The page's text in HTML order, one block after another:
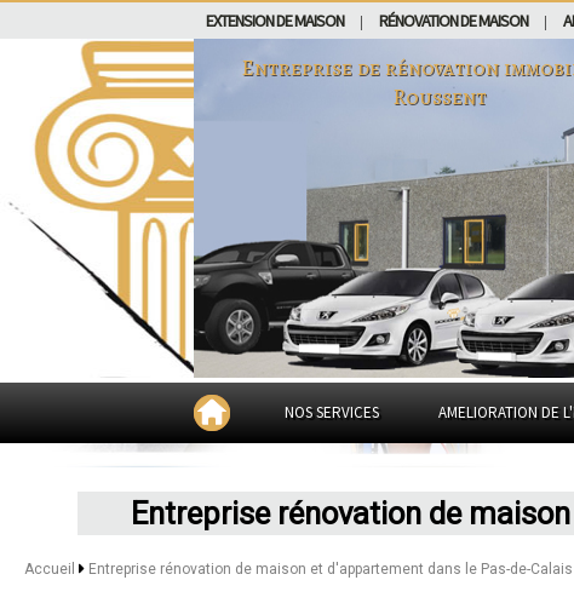
EXTENSION DE MAISON RÉNOVATION DE MAISON
Entreprise de rénovation
Roussent
NOS SERVICES AMELIORATION DE
Entreprise rénovation de
Accueil Entreprise rénovation de maison et d'appartement dans le Pas-de-Calais